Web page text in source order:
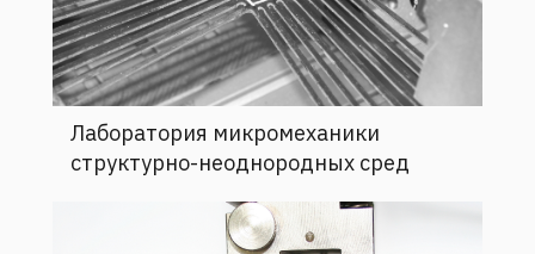
Лаборатория микромеханики
структурно-неоднородных сред